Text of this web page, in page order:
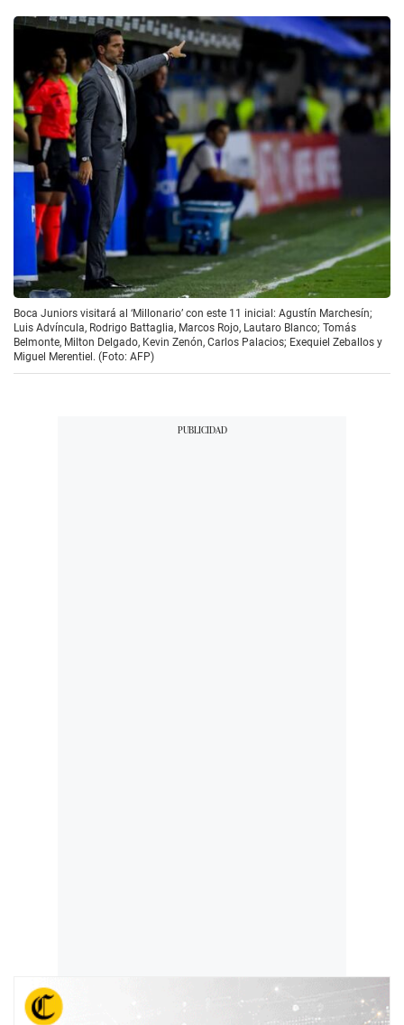
Boca Juniors visitará al ‘Millonario’ con este 11 inicial: Agustín Marchesín;
Luis Advíncula, Rodrigo Battaglia, Marcos Rojo, Lautaro Blanco; Tomás
Belmonte, Milton Delgado, Kevin Zenón, Carlos Palacios; Exequiel Zeballos y
Miguel Merentiel. (Foto: AFP)